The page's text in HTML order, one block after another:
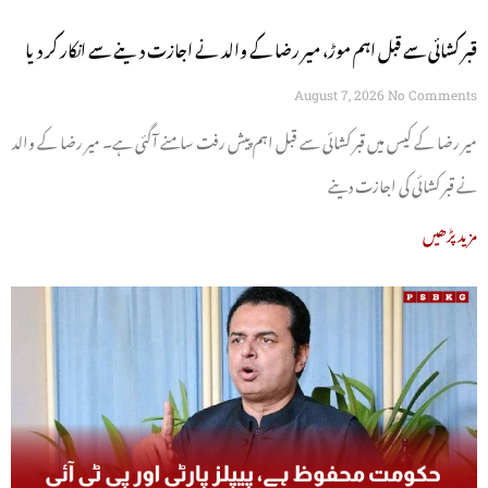
قبر کشائی سے قبل اہم موڑ، میر رضا کے والد نے اجازت دینے سے انکار کر دیا
August 7, 2026 No Comments
میر رضا کے کیس میں قبر کشائی سے قبل اہم پیش رفت سامنے آگئی ہے۔ میر رضا کے والد
نے قبر کشائی کی اجازت دینے
مزید پڑھیں